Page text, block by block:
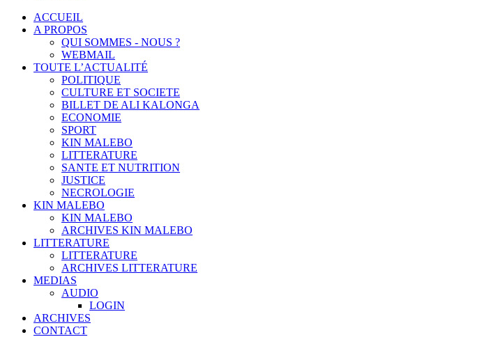
ACCUEIL
A PROPOS
QUI SOMMES - NOUS ?
WEBMAIL
TOUTE L’ACTUALITÉ
POLITIQUE
CULTURE ET SOCIETE
BILLET DE ALI KALONGA
ECONOMIE
SPORT
KIN MALEBO
LITTERATURE
SANTE ET NUTRITION
JUSTICE
NECROLOGIE
KIN MALEBO
KIN MALEBO
ARCHIVES KIN MALEBO
LITTERATURE
LITTERATURE
ARCHIVES LITTERATURE
MEDIAS
AUDIO
LOGIN
ARCHIVES
CONTACT